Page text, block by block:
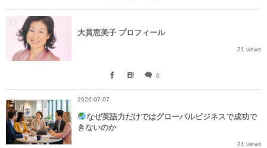
大貫恵美子 プロフィール
21 views
0
4
2026-07-07
なぜ英語力だけではグローバルビジネスで成功で
きないのか
21 views
5